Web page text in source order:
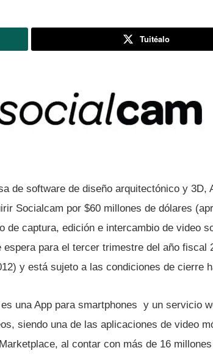
Tuitéalo
de software de diseño arquitectónico y
Socialcam por $60 millones de dólares
de captura, edición e intercambio de video
para el tercer trimestre del año fiscal
y está sujeto a las condiciones de cierre
una App para smartphones y un servicio
siendo una de las aplicaciones de video
al contar con más de 16